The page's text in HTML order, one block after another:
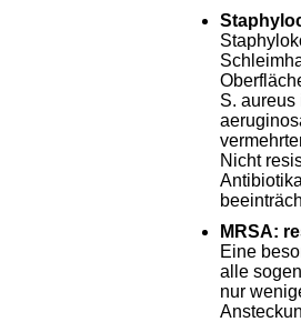
S.
Nicht
MRSA:
Eine
alle
nur